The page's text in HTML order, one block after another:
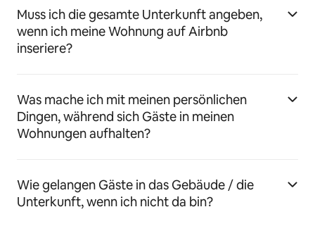
Muss ich die gesamte Unterkunft angeben,
wenn ich meine Wohnung auf Airbnb
inseriere?
Was mache ich mit meinen persönlichen
Dingen, während sich Gäste in meinen
Wohnungen aufhalten?
Wie gelangen Gäste in das Gebäude / die
Unterkunft, wenn ich nicht da bin?